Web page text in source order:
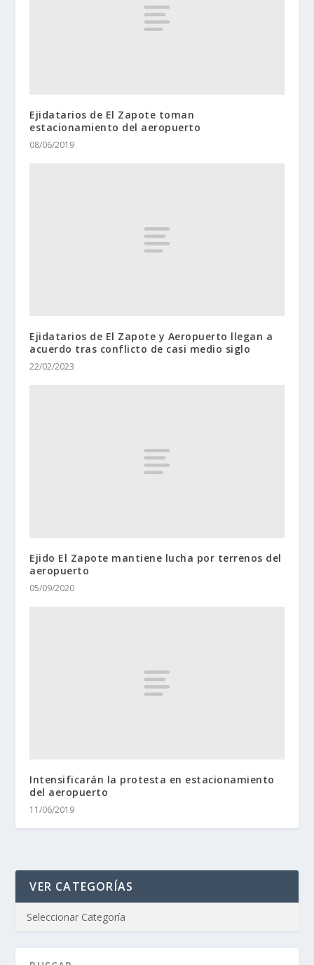
Ejidatarios de El Zapote toman
estacionamiento del aeropuerto
08/06/2019
Ejidatarios de El Zapote y Aeropuerto llegan a
acuerdo tras conflicto de casi medio siglo
22/02/2023
Ejido El Zapote mantiene lucha por terrenos del
aeropuerto
05/09/2020
Intensificarán la protesta en estacionamiento
del aeropuerto
11/06/2019
VER CATEGORÍAS